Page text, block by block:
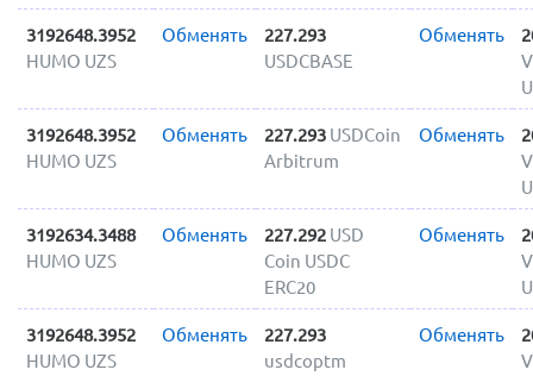
3192648.3952
HUMO UZS
Обменять
227.293
USDCBASE
Обменять
3192648.3952
HUMO UZS
Обменять 227.293 USDCoin
Arbitrum
Обменять
3192634.3488
HUMO UZS
Обменять 227.292 USD
Coin USDC
ERC20
Обменять
3192648.3952
HUMO UZS
Обменять
227.293
usdcoptm
Обменять